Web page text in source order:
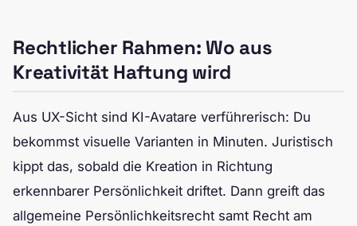
Rechtlicher Rahmen: Wo aus
Kreativität Haftung wird
Aus UX-Sicht sind KI-Avatare verführerisch: Du
bekommst visuelle Varianten in Minuten. Juristisch
kippt das, sobald die Kreation in Richtung
erkennbarer Persönlichkeit driftet. Dann greift das
allgemeine Persönlichkeitsrecht samt Recht am